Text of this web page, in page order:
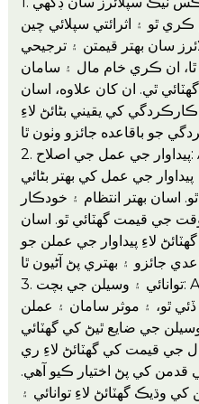
ڪري ٿو ۽ اثرائتي سپلائي چين
سان بهتر قيمتن ۽ ترجيحي
ٿا، ان ڪري خام مال ۽ سامان
ٿي. ان کان علاوه، اسان
کي يقيني بڻائڻ لاءِ
2. پيداوار جي عمل جي اصلاح: AnsixTech پيداوار جي
جي عمل کي بهتر بڻائي
اسان بهتر انتظام ۽ خودڪار
جي قيمت گھٽائي ٿو. اسان
لاءِ پيداوار جي عملن جو
3. توانائي ۽ وسيلن جي بچت: AnsixTech توانائي ۽ وسيلن
ٿو، ۽ موثر سامان ۽ عملن
جي ضايع ٿيڻ کي گھٽائي
جي قيمت کي گهٽائڻ لاءِ ري
قدمن کي پڻ اختيار ڪيو آهي.
وڌيڪ گهٽائڻ لاءِ توانائي ۽